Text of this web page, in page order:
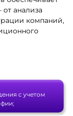
анализа
компаний,
с учетом